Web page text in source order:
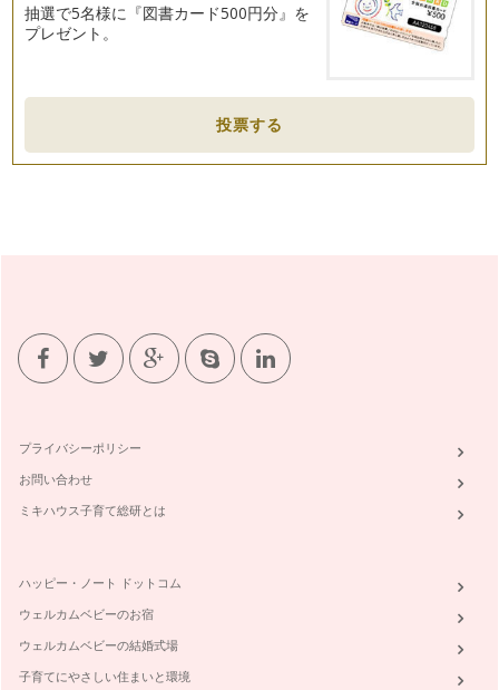
抽選で5名様に『図書カード500円分』を
プレゼント。
投票する
プライバシーポリシー
お問い合わせ
ミキハウス子育て総研とは
ハッピー・ノート ドットコム
ウェルカムベビーのお宿
ウェルカムベビーの結婚式場
子育てにやさしい住まいと環境